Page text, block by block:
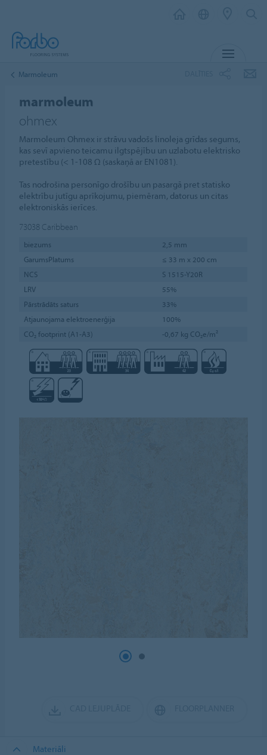
Marmoleum
marmoleum
ohmex
Marmoleum Ohmex ir strāvu vadošs linoleja grīdas segums,
kas sevī apvieno teicamu ilgtspējību un uzlabotu elektrisko
pretestību (< 1-108 Ω (saskaņā ar EN1081).
Tas nodrošina personīgo drošību un pasargā pret statisko
elektrību jutīgu aprīkojumu, piemēram, datorus un citas
elektroniskās ierīces.
73038 Caribbean
biezums
2,5 mm
GarumsPlatums
≤ 33 m x 200 cm
NCS
S 1515-Y20R
LRV
55%
Pārstrādāts saturs
33%
Atjaunojama elektroenerģija
100%
CO₂ footprint (A1-A3)
-0,67 kg CO₂e/m²
Materiāli